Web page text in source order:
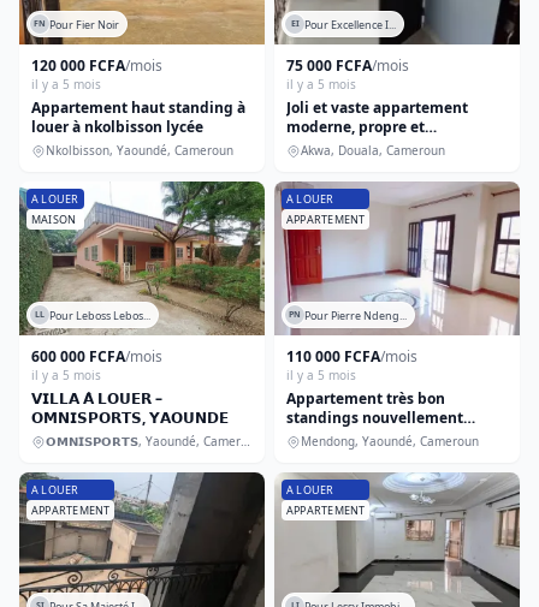
FN Pour Fier Noir
120 000 FCFA/mois
il y a 5 mois
Appartement haut standing à
louer à nkolbisson lycée
Nkolbisson, Yaoundé, Cameroun
EI Pour Excellence I...
75 000 FCFA/mois
il y a 5 mois
Joli et vaste appartement
moderne, propre et
entièrement staffé
Akwa, Douala, Cameroun
A LOUER
MAISON
LL Pour Leboss Lebos...
600 000 FCFA/mois
il y a 5 mois
𝗩𝗜𝗟𝗟𝗔 𝗔̀ 𝗟𝗢𝗨𝗘𝗥 –
𝗢𝗠𝗡𝗜𝗦𝗣𝗢𝗥𝗧𝗦, 𝗬𝗔𝗢𝗨𝗡𝗗𝗘
𝗢𝗠𝗡𝗜𝗦𝗣𝗢𝗥𝗧𝗦, Yaoundé, Cameroun
A LOUER
APPARTEMENT
PN Pour Pierre Ndeng...
110 000 FCFA/mois
il y a 5 mois
Appartement très bon
standings nouvellement
construit
Mendong, Yaoundé, Cameroun
A LOUER
APPARTEMENT
A LOUER
APPARTEMENT